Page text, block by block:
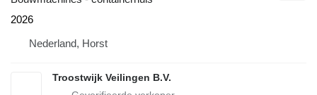
2026
Nederland, Horst
Troostwijk Veilingen B.V.